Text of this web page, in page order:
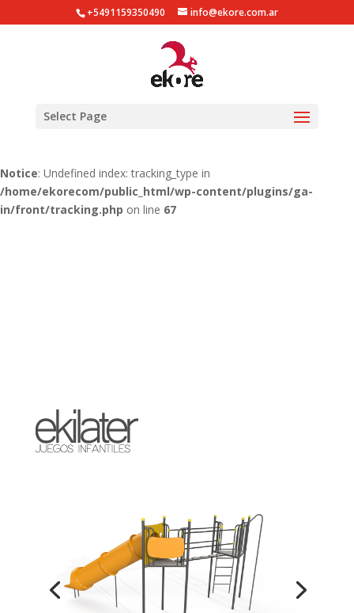
Notice: Undefined index: tracking_type in
/home/ekorecom/public_html/wp-content/plugins/ga-
/home/ekorecom/public_html/wp-content/plugins/ga-
Notice: Undefined index: tracking_type in
/home/ekorecom/public_html/wp-content/plugins/ga-
in/front/tracking.php on line 67
+5491159350490 info@ekore.com.ar
Select Page